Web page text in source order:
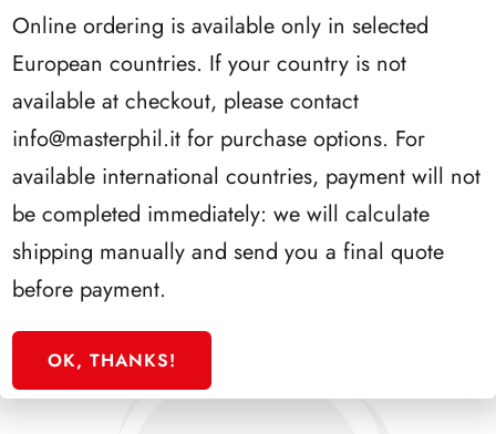
PRESIDENZA COSSIGA 1985/1992
Online ordering is available only in selected
European countries. If your country is not
available at checkout, please contact
info@masterphil.it for purchase options. For
available international countries, payment will not
be completed immediately: we will calculate
shipping manually and send you a final quote
before payment.
OK, THANKS!